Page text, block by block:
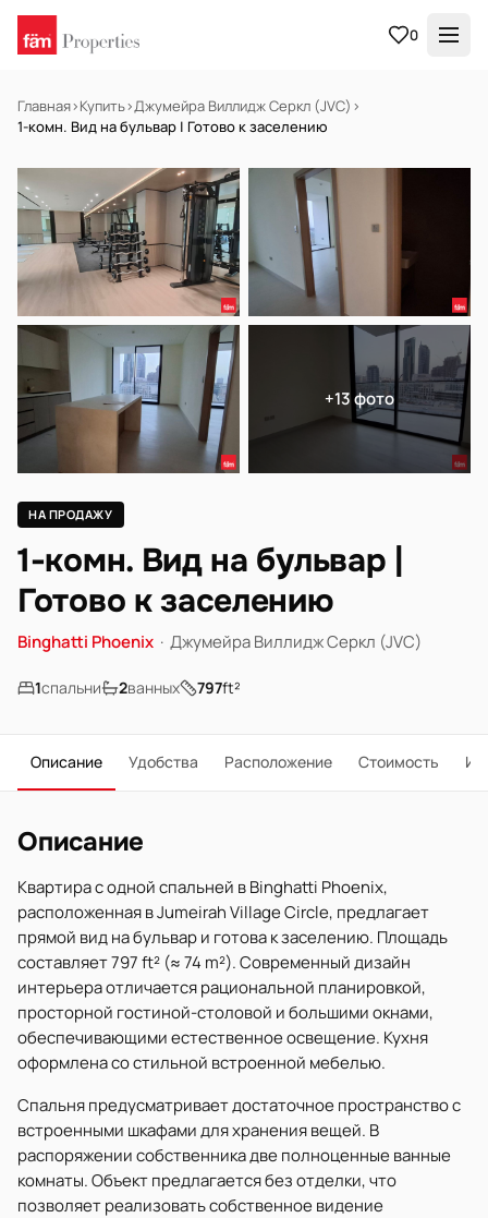
0
Главная›Купить›Джумейра Виллидж Серкл (JVC) ›
1-комн. Вид на бульвар | Готово к заселению
НА ПРОДАЖУ Готов к заселению
+13 фото
НА ПРОДАЖУ
1-комн. Вид на бульвар |
Готово к заселению
Binghatti Phoenix · Джумейра Виллидж Серкл (JVC)
1спальни 2ванных 797ft²
Описание Удобства Расположение Стоимость
Описание
Квартира с одной спальней в Binghatti Phoenix,
расположенная в Jumeirah Village Circle, предлагает
прямой вид на бульвар и готова к заселению. Площадь
составляет 797 ft² (≈ 74 m²). Современный дизайн
интерьера отличается рациональной планировкой,
просторной гостиной-столовой и большими окнами,
обеспечивающими естественное освещение. Кухня
оформлена со стильной встроенной мебелью.
Спальня предусматривает достаточное пространство с
встроенными шкафами для хранения вещей. В
распоряжении собственника две полноценные ванные
комнаты. Объект предлагается без отделки, что
позволяет реализовать собственное видение